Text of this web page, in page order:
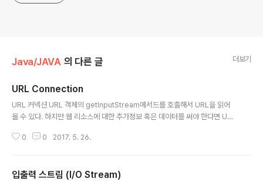
Java/JAVA 의 다른 글 더보기
URL Connection
URL 커넥션 URL 객체의 getInputStream메서드를 호출해서 URL을 읽어
올 수 있다. 하지만 웹 리소스에 대한 추가정보 혹은 데이터를 써야 한다면 URL
n connection = url.openConnection();HTTP URL일때 실제 반환받는
O-8859-1");키와 연관된 값이 여러개면 각각을 콤마로 구분3. 서버로 데이터
0 0 2017. 5. 26.
입출력 스트림 (I/O Stream)